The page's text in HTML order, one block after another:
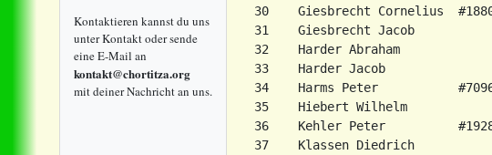
Kontaktieren kannst du uns
unter Kontakt oder sende
eine E-Mail an
kontakt@chortitza.org
mit deiner Nachricht an uns.
30    Giesbrecht Cornelius
31    Giesbrecht Jacob
32    Harder Abraham
33    Harder Jacob
34    Harms Peter
35    Hiebert Wilhelm
36    Kehler Peter
37    Klassen Diedrich